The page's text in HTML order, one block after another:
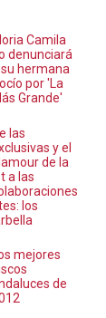
Camila
denunciará
hermana
por 'La
Grande'
las
y el
de la
a las
los
mejores
de